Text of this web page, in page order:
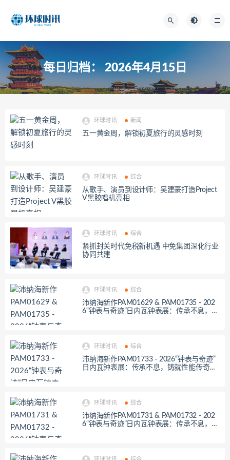
每日归档：2026年4月15日
环球时讯 新闻
五一黄金周，解锁初夏旅行的灵感时刻
环球时讯 综合
从歌手、演员到设计师：吴建豪打造Project
V黑胶唱机亮相
环球时讯 综合
紧抓封关时代免税新机遇 中免集团深化行业
协同共建
环球时讯 综合
沛纳海新作PAM01629 & PAM01735 - 202
6“钟表与奇迹”日内瓦钟表展：传承不息，铸
环球时讯 综合
沛纳海新作PAM01733 - 2026“钟表与奇迹”
日内瓦钟表展：传承不息，铸就性能传奇
环球时讯 综合
沛纳海新作PAM01731 & PAM01732 - 202
6“钟表与奇迹”日内瓦钟表展：传承不息，铸